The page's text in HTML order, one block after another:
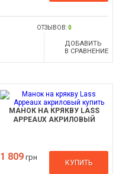
ОТЗЫВОВ:0
ДОБАВИТЬ
В СРАВНЕНИЕ
МАНОК НА КРЯКВУ LASS
APPEAUX АКРИЛОВЫЙ
1 809 грн
КУПИТЬ